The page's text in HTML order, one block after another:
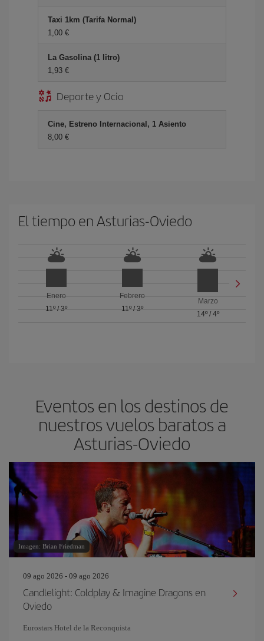
Taxi 1km (Tarifa Normal)
1,00 €
La Gasolina (1 litro)
1,93 €
Deporte y Ocio
Cine, Estreno Internacional, 1 Asiento
8,00 €
El tiempo en Asturias-Oviedo
Enero
11º/ 3º
Febrero
11º/ 3º
Marzo
14º/ 4º
Eventos en los destinos de
nuestros vuelos baratos a
Asturias-Oviedo
Imagen: Brian Friedman
09 ago 2026 - 09 ago 2026
Candlelight: Coldplay & Imagine Dragons en
Oviedo
Eurostars Hotel de la Reconquista